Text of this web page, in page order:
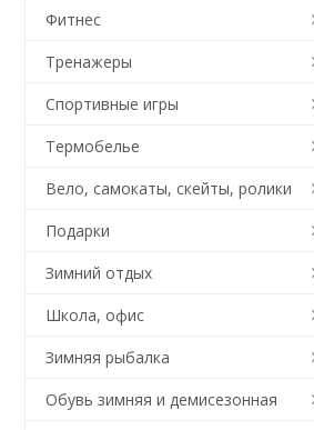
Фитнес
Тренажеры
Спортивные игры
Термобелье
Вело, самокаты, скейты, ролики
Подарки
Зимний отдых
Школа, офис
Зимняя рыбалка
Обувь зимняя и демисезонная